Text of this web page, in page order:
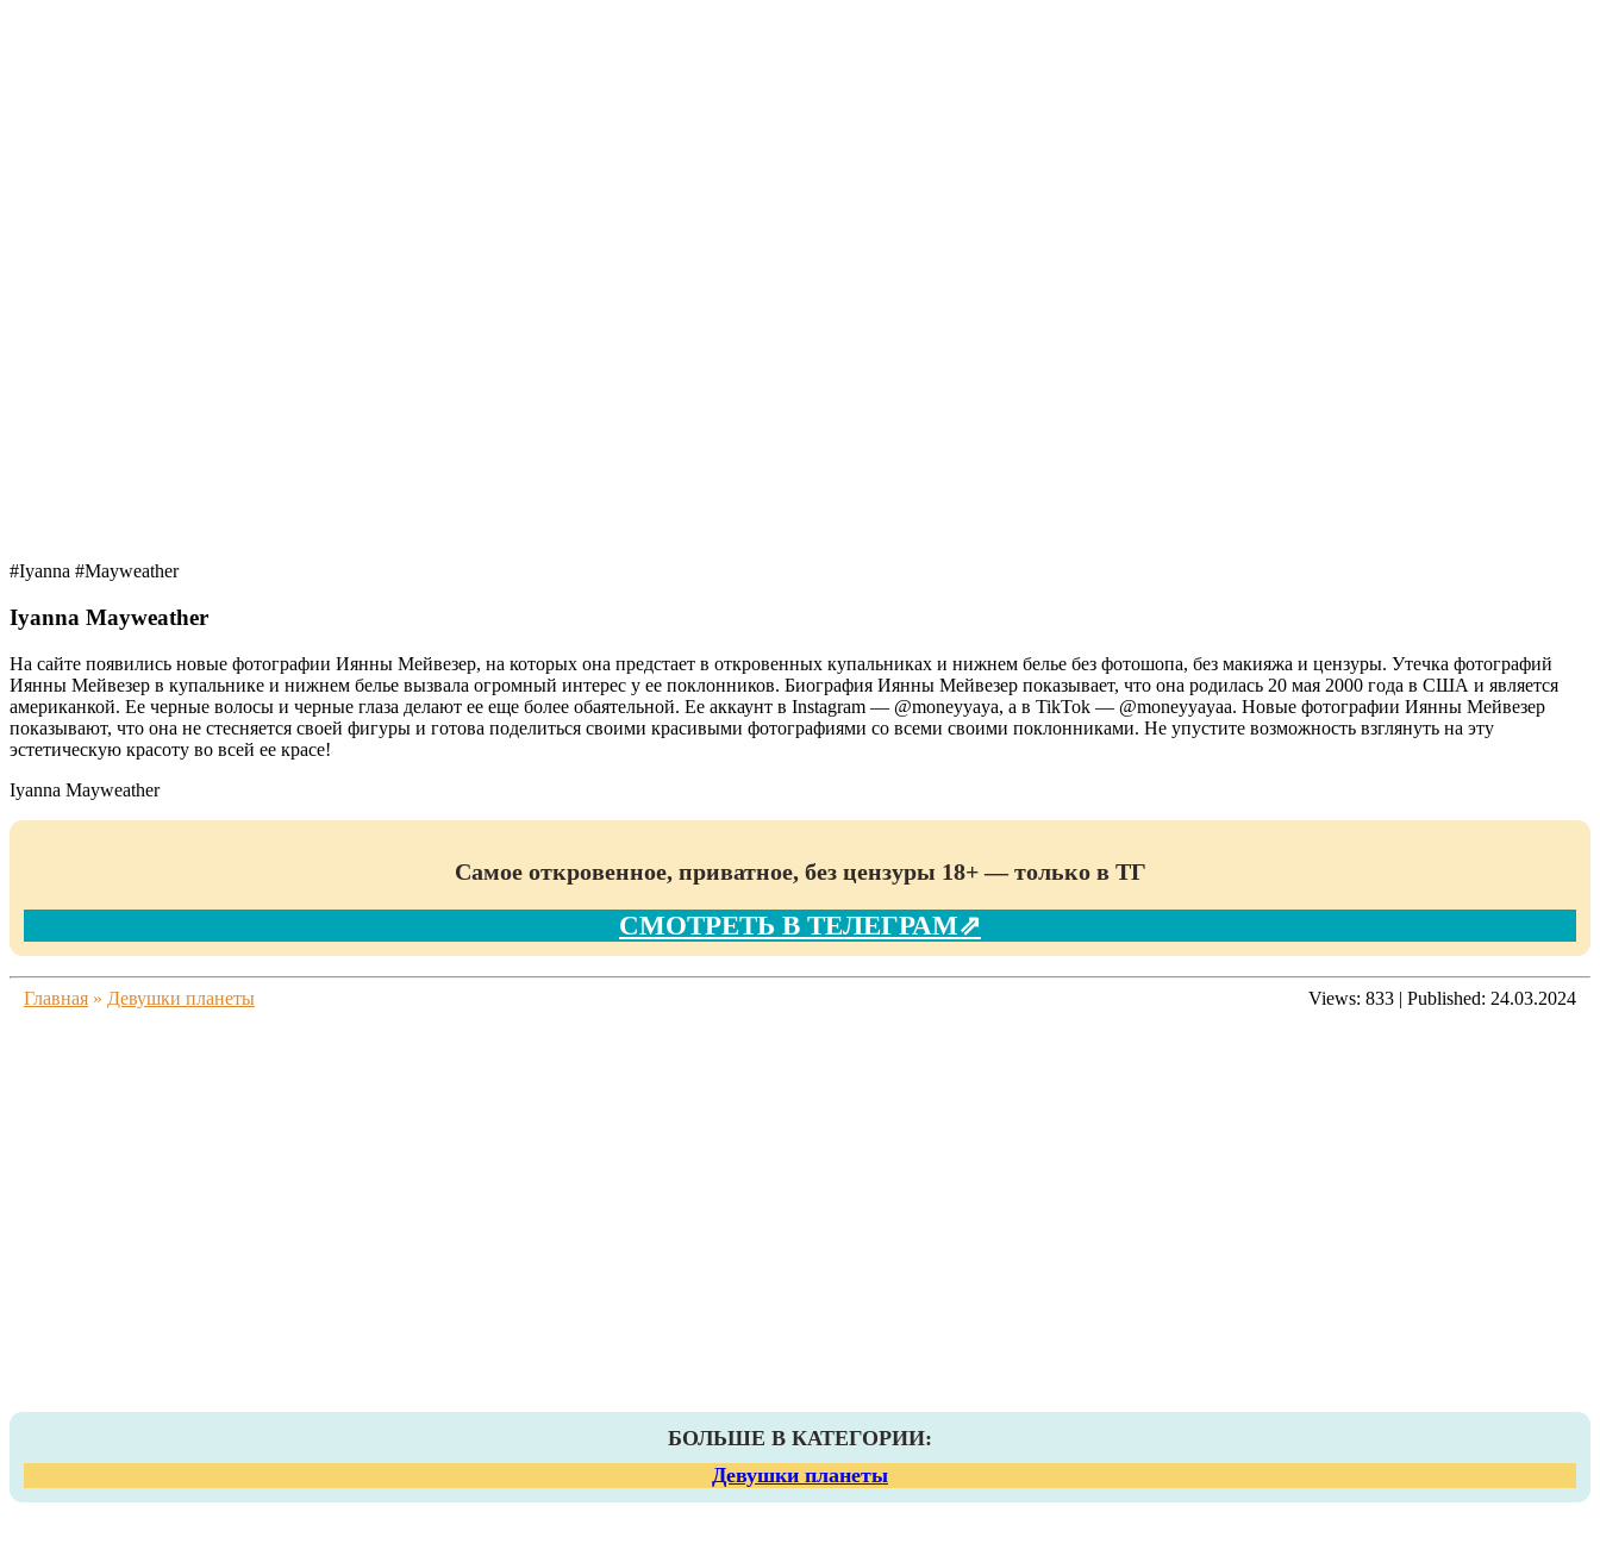
#Iyanna #Mayweather
Iyanna Mayweather
На сайте появились новые фотографии Иянны Мейвезер, на которых она предстает в откровенных купальниках и нижнем белье без фотошопа, без макияжа и цензуры. Утечка фотографий
Иянны Мейвезер в купальнике и нижнем белье вызвала огромный интерес у ее поклонников. Биография Иянны Мейвезер показывает, что она родилась 20 мая 2000 года в США и является
американкой. Ее черные волосы и черные глаза делают ее еще более обаятельной. Ее аккаунт в Instagram — @moneyyaya, а в TikTok — @moneyyayaa. Новые фотографии Иянны Мейвезер
показывают, что она не стесняется своей фигуры и готова поделиться своими красивыми фотографиями со всеми своими поклонниками. Не упустите возможность взглянуть на эту
эстетическую красоту во всей ее красе!
Iyanna Mayweather
Самое откровенное, приватное, без цензуры 18+ — только в ТГ
СМОТРЕТЬ В ТЕЛЕГРАМ⇗
Главная » Девушки планеты Views: 833 | Published: 24.03.2024
БОЛЬШЕ В КАТЕГОРИИ:
Девушки планеты